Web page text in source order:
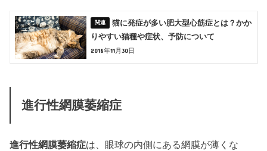
猫に発症が多い肥大型心筋症とは？かか
りやすい猫種や症状、予防について
2018年11月30日
進行性網膜萎縮症
進行性網膜萎縮症は、眼球の内側にある網膜が薄くな